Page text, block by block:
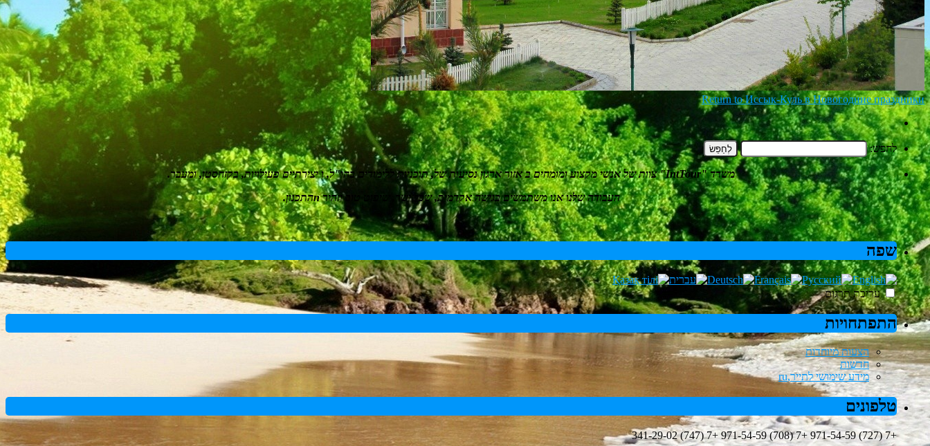
Return to Иссык-Куль в Новогодние праздники
לחפש:
משרד"
IntTour
" צוות של אנשי מקצוע ומומחים באזורארגון נסיעות של, תוכניות ללימודים בחו"ל, ויצירתייםפעילויות, בקזחסטן, ומעבר.
העבודה שלנואנו משתמשים בגישה אקדמית, שכל ישר, שיפוט טוב וזהיר nהתכנון.
שפה
עריכת תרגום
התפתחויות
הצעות מיוחדות
חדשות
מידע שימושי לתייר,ru
טלפונים
+7 (727) 971-54-59 +7 (708) 971-54-59 +7 (747) 341-29-02